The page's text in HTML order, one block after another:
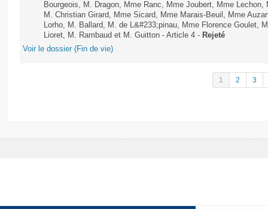
Bourgeois, M. Dragon, Mme Ranc, Mme Joubert, Mme
M. Christian Girard, Mme Sicard, Mme Marais-Beuil, Mme
Lorho, M. Ballard, M. de L&#233;pinau, Mme Florence Goulet,
Lioret, M. Rambaud et M. Guitton - Article 4 - Rejeté
Voir le dossier (Fin de vie)
1 2 3